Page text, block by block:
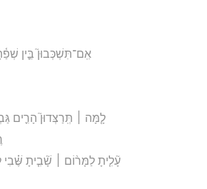
אִֽם־תִּשְׁכְּבוּן֮ בֵּ֪ין
לָ֤מָּה ׀ תְּֽרַצְּדוּן֮ הָרִ֪ים
עָ֘לִ֤יתָ לַמָּר֨וֹם ׀ שָׁ֘בִ֤יתָ שֶּׁ֗בִי